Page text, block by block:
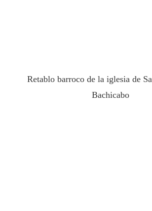
Retablo barroco de la iglesia de
Bachicabo